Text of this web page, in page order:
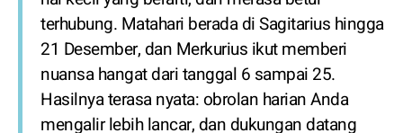
terhubung. Matahari berada di Sagitarius hingga
21 Desember, dan Merkurius ikut memberi
nuansa hangat dari tanggal 6 sampai 25.
Hasilnya terasa nyata: obrolan harian Anda
mengalir lebih lancar, dan dukungan datang